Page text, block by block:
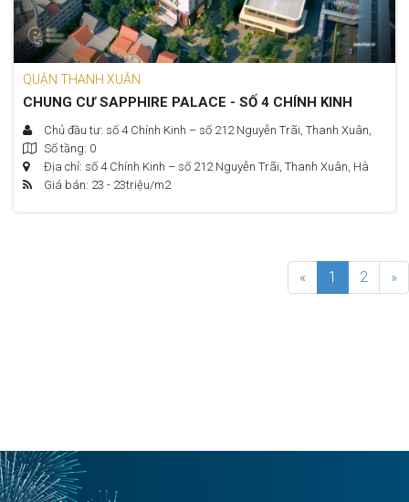
QUẬN THANH XUÂN
CHUNG CƯ SAPPHIRE PALACE - SỐ 4 CHÍNH KINH
Chủ đầu tư: số 4 Chính Kinh – số 212 Nguyễn Trãi, Thanh Xuân,
Hà NộiSố tầng: 0
Địa chỉ: số 4 Chính Kinh – số 212 Nguyễn Trãi, Thanh Xuân, Hà
Nội
Giá bán: 23 - 23triệu/m2
« 1 2 »